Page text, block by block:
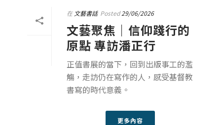
在 文藝書話 Posted 29/06/2026
文藝聚焦｜信仰踐行的
原點 專訪潘正行
正值書展的當下，回到出版事工的濫
觴，走訪仍在寫作的人，感受基督教
書寫的時代意義。
更多內容